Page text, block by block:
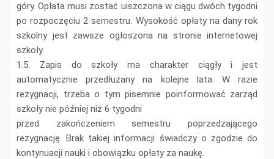
góry. Opłata musi zostać uiszczona w ciągu dwóch tygodni
po rozpoczęciu 2 semestru. Wysokość opłaty na dany rok
szkolny jest zawsze ogłoszona na stronie internetowej
szkoły.
1.5. Zapis do szkoły ma charakter ciągły i jest
automatycznie przedłużany na kolejne lata. W razie
rezygnacji, trzeba o tym pisemnie poinformować zarząd
szkoły nie później niż 6 tygodni
przed zakończeniem semestru poprzedzającego
rezygnację. Brak takiej informacji świadczy o zgodzie do
kontynuacji nauki i obowiązku opłaty za naukę.